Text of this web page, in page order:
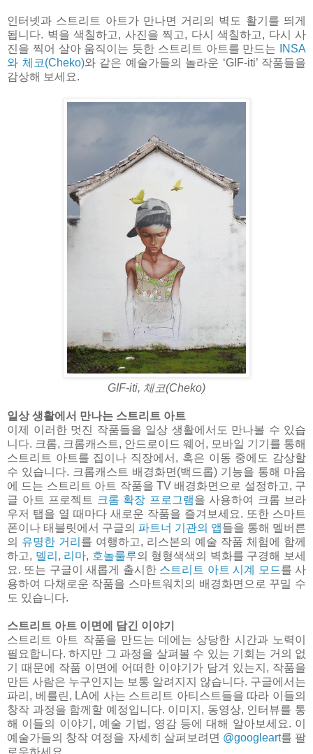
인터넷과 스트리트 아트가 만나면 거리의 벽도 활기를 띄게
됩니다. 벽을 색칠하고, 사진을 찍고, 다시 색칠하고, 다시 사
진을 찍어 살아 움직이는 듯한 스트리트 아트를 만드는
INSA
와 체코(Cheko)와 같은 예술가들의 놀라운 ‘GIF-iti’ 작품들을
감상해 보세요.
GIF-iti, 체코(Cheko)
일상 생활에서 만나는 스트리트 아트
이제 이러한 멋진 작품들을 일상 생활에서도 만나볼 수 있습
니다. 크롬, 크롬캐스트, 안드로이드 웨어, 모바일 기기를 통해
스트리트 아트를 집이나 직장에서, 혹은 이동 중에도 감상할
수 있습니다. 크롬캐스트 배경화면(백드롭) 기능을 통해 마음
에 드는 스트리트 아트 작품을 TV 배경화면으로 설정하고, 구
글 아트 프로젝트
크롬 확장 프로그램을 사용하여 크롬 브라
우저 탭을 열 때마다 새로운 작품을 즐겨보세요. 또한 스마트
폰이나 태블릿에서 구글의 파트너 기관의 앱들을 통해 멜버른
의 유명한 거리 를 여행하고, 리스본의 예술 작품 체험에 함께
하고, 델리 , 리마, 호놀룰루의 형형색색의 벽화를 구경해 보세
요. 또는 구글이 새롭게 출시한 스트리트 아트 시계 모드를 사
용하여 다채로운 작품을 스마트워치의 배경화면으로 꾸밀 수
도 있습니다.
스트리트 아트 이면에 담긴 이야기
스트리트 아트 작품을 만드는 데에는 상당한 시간과 노력이
필요합니다. 하지만 그 과정을 살펴볼 수 있는 기회는 거의 없
기 때문에 작품 이면에 어떠한 이야기가 담겨 있는지, 작품을
만든 사람은 누구인지는 보통 알려지지 않습니다. 구글에서는
파리, 베를린, LA에 사는 스트리트 아티스트들을 따라 이들의
창작 과정을 함께할 예정입니다. 이미지, 동영상, 인터뷰를 통
해 이들의 이야기, 예술 기법, 영감 등에 대해 알아보세요. 이
예술가들의 창작 여정을 자세히 살펴보려면 @googleart를 팔